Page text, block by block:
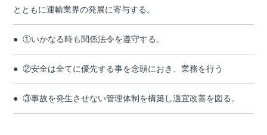
とともに運輸業界の発展に寄与する。
①いかなる時も関係法令を遵守する。
②安全は全てに優先する事を念頭におき、業務を行う
③事故を発生させない管理体制を構築し適宜改善を図る。